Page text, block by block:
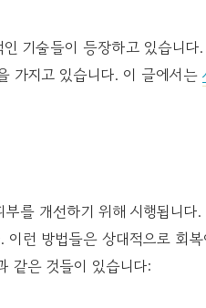
기술들이 등장하고 있습니
가지고 있습니다. 이 글에서는
를 개선하기 위해 시행됩니다
런 방법들은 상대적으로 회
같은 것들이 있습니다: